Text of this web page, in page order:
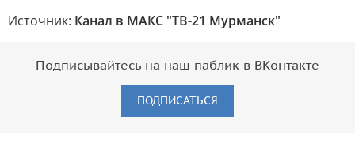
Источник: Канал в МАКС "ТВ-21 Мурманск"
Подписывайтесь на наш паблик в ВКонтакте
ПОДПИСАТЬСЯ